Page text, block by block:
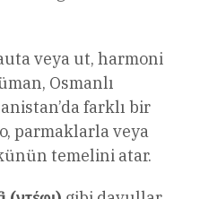
veya ut, harmoni
Osmanlı
farklı bir
parmaklarla veya
temelini atar.